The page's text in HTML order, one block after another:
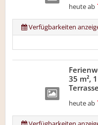
heute ab
Verfügbarkeiten
35 m²,
Terrasse
heute ab